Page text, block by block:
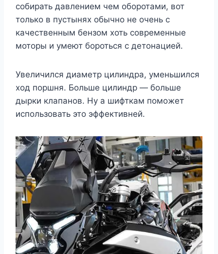
собирать давлением чем оборотами, вот
только в пустынях обычно не очень с
качественным бензом хоть современные
моторы и умеют бороться с детонацией.
Увеличился диаметр цилиндра, уменьшился
ход поршня. Больше цилиндр — больше
дырки клапанов. Ну а шифткам поможет
использовать это эффективней.